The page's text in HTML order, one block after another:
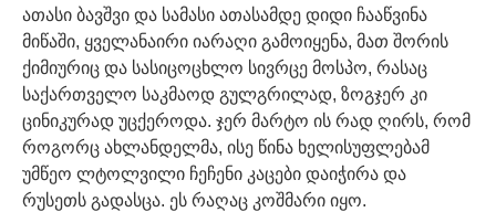
ათასი ბავშვი და სამასი ათასამდე დიდი ჩააწვინა
მიწაში, ყველანაირი იარაღი გამოიყენა, მათ შორის
ქიმიურიც და სასიცოცხლო სივრცე მოსპო, რასაც
საქართველო საკმაოდ გულგრილად, ზოგჯერ კი
ცინიკურად უცქეროდა. ჯერ მარტო ის რად ღირს, რომ
როგორც ახლანდელმა, ისე წინა ხელისუფლებამ
უმწეო ლტოლვილი ჩეჩენი კაცები დაიჭირა და
რუსეთს გადასცა. ეს რაღაც კოშმარი იყო.